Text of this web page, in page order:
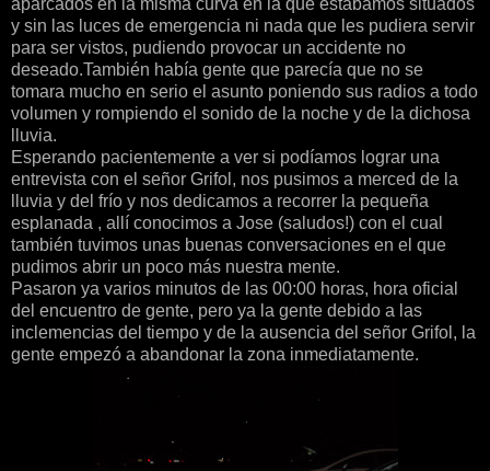
aparcados en la misma curva en la que estábamos situados
y sin las luces de emergencia ni nada que les pudiera servir
para ser vistos, pudiendo provocar un accidente no
deseado.También había gente que parecía que no se
tomara mucho en serio el asunto poniendo sus radios a todo
volumen y rompiendo el sonido de la noche y de la dichosa
lluvia.
Esperando pacientemente a ver si podíamos lograr una
entrevista con el señor Grifol, nos pusimos a merced de la
lluvia y del frío y nos dedicamos a recorrer la pequeña
esplanada , allí conocimos a Jose (saludos!) con el cual
también tuvimos unas buenas conversaciones en el que
pudimos abrir un poco más nuestra mente.
Pasaron ya varios minutos de las 00:00 horas, hora oficial
del encuentro de gente, pero ya la gente debido a las
inclemencias del tiempo y de la ausencia del señor Grifol, la
gente empezó a abandonar la zona inmediatamente.